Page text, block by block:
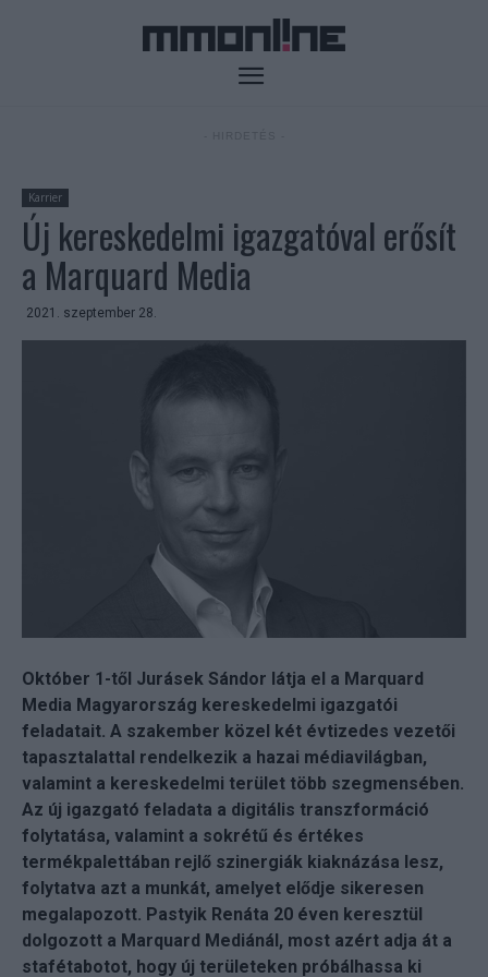
Karrier
Új kereskedelmi igazgatóval erősít
a Marquard Media
2021. szeptember 28.
Október 1-től Jurásek Sándor látja el a Marquard
Media Magyarország kereskedelmi igazgatói
feladatait. A szakember közel két évtizedes vezetői
tapasztalattal rendelkezik a hazai médiavilágban,
valamint a kereskedelmi terület több szegmensében.
Az új igazgató feladata a digitális transzformáció
folytatása, valamint a sokrétű és értékes
termékpalettában rejlő szinergiák kiaknázása lesz,
folytatva azt a munkát, amelyet elődje sikeresen
megalapozott. Pastyik Renáta 20 éven keresztül
dolgozott a Marquard Mediánál, most azért adja át a
stafétabotot, hogy új területeken próbálhassa ki